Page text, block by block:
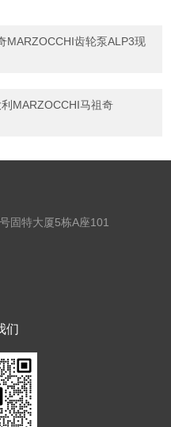
MARZOCCHI齿轮泵ALP3现
MARZOCCHI马祖奇
固特大厦5栋A座101
们